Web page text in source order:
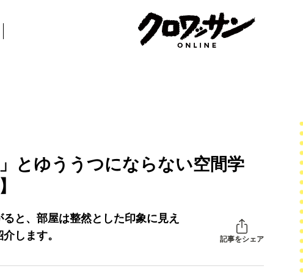
とゆううつにならない空間学
と、部屋は整然とした印象に見え
します。
記事をシェア